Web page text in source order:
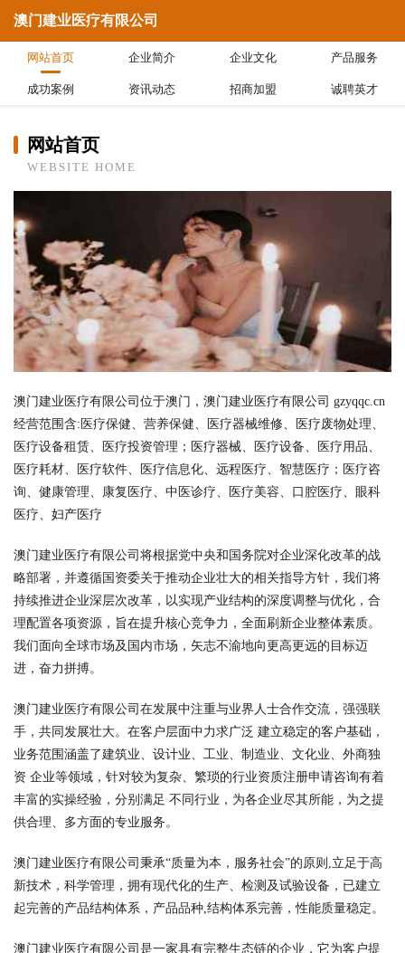
澳门建业医疗有限公司
网站首页 企业简介 企业文化 产品服务
成功案例 资讯动态 招商加盟 诚聘英才
网站首页
WEBSITE HOME
澳门建业医疗有限公司位于澳门，澳门建业医疗有限公司 gzyqqc.cn
经营范围含:医疗保健、营养保健、医疗器械维修、医疗废物处理、
医疗设备租赁、医疗投资管理；医疗器械、医疗设备、医疗用品、
医疗耗材、医疗软件、医疗信息化、远程医疗、智慧医疗；医疗咨
询、健康管理、康复医疗、中医诊疗、医疗美容、口腔医疗、眼科
医疗、妇产医疗
澳门建业医疗有限公司将根据党中央和国务院对企业深化改革的战
略部署，并遵循国资委关于推动企业壮大的相关指导方针，我们将
持续推进企业深层次改革，以实现产业结构的深度调整与优化，合
理配置各项资源，旨在提升核心竞争力，全面刷新企业整体素质。
我们面向全球市场及国内市场，矢志不渝地向更高更远的目标迈
进，奋力拼搏。
澳门建业医疗有限公司在发展中注重与业界人士合作交流，强强联
手，共同发展壮大。在客户层面中力求广泛 建立稳定的客户基础，
业务范围涵盖了建筑业、设计业、工业、制造业、文化业、外商独
资 企业等领域，针对较为复杂、繁琐的行业资质注册申请咨询有着
丰富的实操经验，分别满足 不同行业，为各企业尽其所能，为之提
供合理、多方面的专业服务。
澳门建业医疗有限公司秉承“质量为本，服务社会”的原则,立足于高
新技术，科学管理，拥有现代化的生产、检测及试验设备，已建立
起完善的产品结构体系，产品品种,结构体系完善，性能质量稳定。
澳门建业医疗有限公司是一家具有完整生态链的企业，它为客户提